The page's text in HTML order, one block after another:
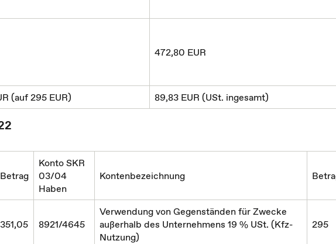
472,80 EUR
(auf 295 EUR) 89,83 EUR (USt. ingesamt)
Betrag
Konto SKR
03/04
Haben
Kontenbezeichnung
351,05 8921/4645
Verwendung von Gegenständen für Zwecke
außerhalb des Unternehmens 19 % USt. (Kfz-
Nutzung)
295